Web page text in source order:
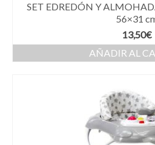
SET EDREDÓN Y
56×31
13,50€
AÑADIR AL